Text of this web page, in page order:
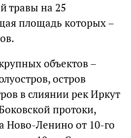
травы на 25
площадь которых –
объектов –
остров
в слиянии рек Иркут
протоки,
Ново-Ленино от 10-го